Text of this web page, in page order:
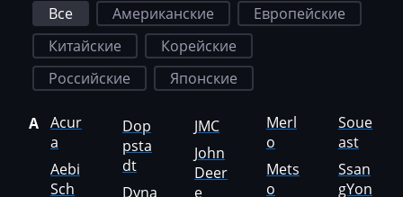
Opel
Oting
Otokar
Pellenc
Perkins
Все Американские
Европейские
Китайские
Корейские
Российские
Японские
A Acur
a
Aebi
Sch
Dop
psta
dt
Dyna
JMC
John
Deer
e
Merl
o
Mets
o
Soue
ast
Ssan
gYon